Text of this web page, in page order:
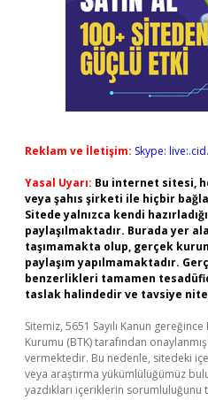
Reklam ve İletişim: Skype:
Yasal Uyarı: Bu internet sitesi,
veya şahıs şirketi ile hiçbir
Sitede yalnızca kendi
paylaşılmaktadır. Burada yer
taşımamakta olup, gerçek
paylaşım yapılmamaktadır.
benzerlikleri tamamen
taslak halindedir ve tavsiye
Sitemiz, 5651 Sayılı Kanun
Kurumu (BTK) tarafından
vermektedir. Bu nedenle, sitedeki
veya araştırma yükümlülüğümüz
yazdıkları içeriklerin